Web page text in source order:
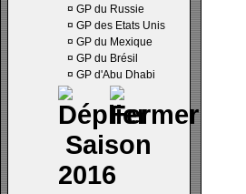
¤ GP du Russie
¤ GP des Etats Unis
¤ GP du Mexique
¤ GP du Brésil
¤ GP d'Abu Dhabi
Saison
2016